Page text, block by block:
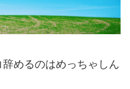
めるのはめっちゃしん